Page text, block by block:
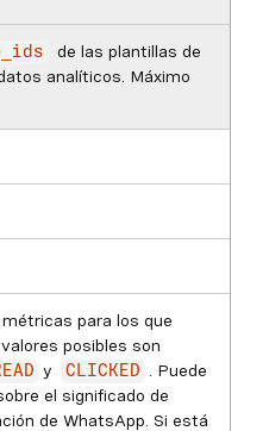
de las plantillas de
analíticos. Máximo
para los que
posibles son
y CLICKED
. Puede
el significado de
de WhatsApp. Si está